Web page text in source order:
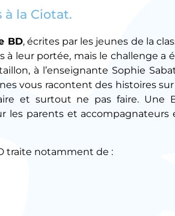
à la Ciotat.
BD, écrites par les jeunes de la
à leur portée, mais le challenge a
à l’enseignante Sophie
vous racontent des histoires
et surtout ne pas faire. Une
les parents et accompagnateurs
traite notamment de :